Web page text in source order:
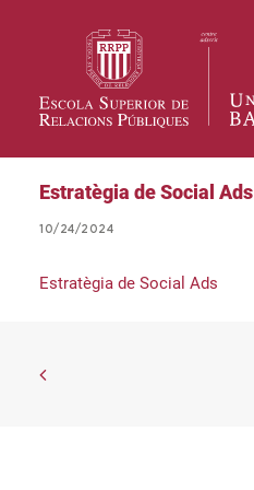
Estratègia de Social Ads
10/24/2024
Estratègia de Social Ads